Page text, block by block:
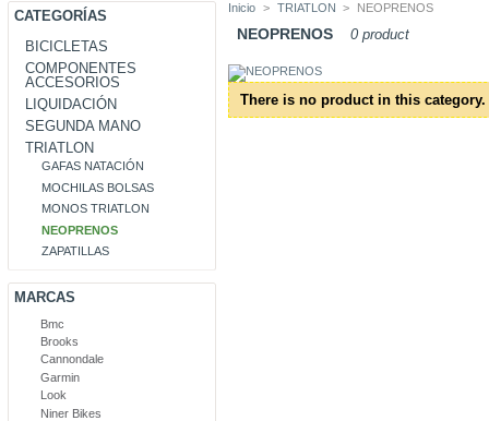
CATEGORÍAS
BICICLETAS
COMPONENTES
ACCESORIOS
LIQUIDACIÓN
SEGUNDA MANO
TRIATLON
GAFAS NATACIÓN
MOCHILAS BOLSAS
MONOS TRIATLON
NEOPRENOS
ZAPATILLAS
MARCAS
Bmc
Brooks
Cannondale
Garmin
Look
Niner Bikes
Inicio > TRIATLON > NEOPRENOS
NEOPRENOS 0 product
There is no product in this category.